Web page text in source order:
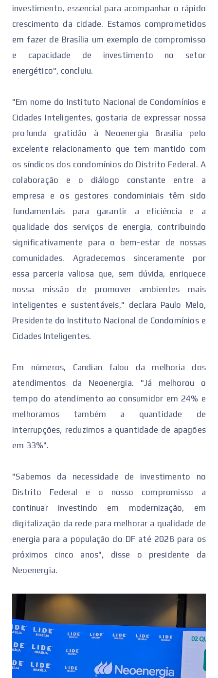
investimento, essencial para acompanhar o rápido
crescimento da cidade. Estamos comprometidos
em fazer de Brasília um exemplo de compromisso
e capacidade de investimento no setor
energético", concluiu.
"Em nome do Instituto Nacional de Condomínios e
Cidades Inteligentes, gostaria de expressar nossa
profunda gratidão à Neoenergia Brasília pelo
excelente relacionamento que tem mantido com
os síndicos dos condomínios do Distrito Federal. A
colaboração e o diálogo constante entre a
empresa e os gestores condominiais têm sido
fundamentais para garantir a eficiência e a
qualidade dos serviços de energia, contribuindo
significativamente para o bem-estar de nossas
comunidades. Agradecemos sinceramente por
essa parceria valiosa que, sem dúvida, enriquece
nossa missão de promover ambientes mais
inteligentes e sustentáveis," declara Paulo Melo,
Presidente do Instituto Nacional de Condomínios e
Cidades Inteligentes.
Em números, Candian falou da melhoria dos
atendimentos da Neoenergia. "Já melhorou o
tempo do atendimento ao consumidor em 24% e
melhoramos também a quantidade de
interrupções, reduzimos a quantidade de apagões
em 33%".
"Sabemos da necessidade de investimento no
Distrito Federal e o nosso compromisso a
continuar investindo em modernização, em
digitalização da rede para melhorar a qualidade de
energia para a população do DF até 2028 para os
próximos cinco anos", disse o presidente da
Neoenergia.